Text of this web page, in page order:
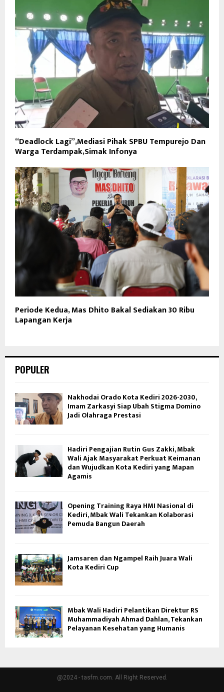
“Deadlock Lagi”,Mediasi Pihak SPBU Tempurejo Dan
Warga Terdampak,Simak Infonya
Periode Kedua, Mas Dhito Bakal Sediakan 30 Ribu
Lapangan Kerja
POPULER
Nakhodai Orado Kota Kediri 2026-2030,
Imam Zarkasyi Siap Ubah Stigma Domino
Jadi Olahraga Prestasi
Hadiri Pengajian Rutin Gus Zakki, Mbak
Wali Ajak Masyarakat Perkuat Keimanan
dan Wujudkan Kota Kediri yang Mapan
Agamis
Opening Training Raya HMI Nasional di
Kediri, Mbak Wali Tekankan Kolaborasi
Pemuda Bangun Daerah
Jamsaren dan Ngampel Raih Juara Wali
Kota Kediri Cup
Mbak Wali Hadiri Pelantikan Direktur RS
Muhammadiyah Ahmad Dahlan, Tekankan
Pelayanan Kesehatan yang Humanis
@2024 - tasfm.com. All Right Reserved.